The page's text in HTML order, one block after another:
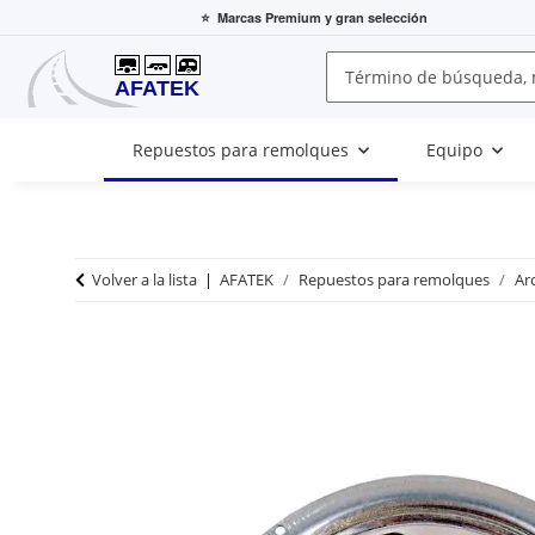
⭐ Marcas Premium y gran selección
Repuestos para remolques Equipo
Volver a la lista AFATEK Repuestos para remolques